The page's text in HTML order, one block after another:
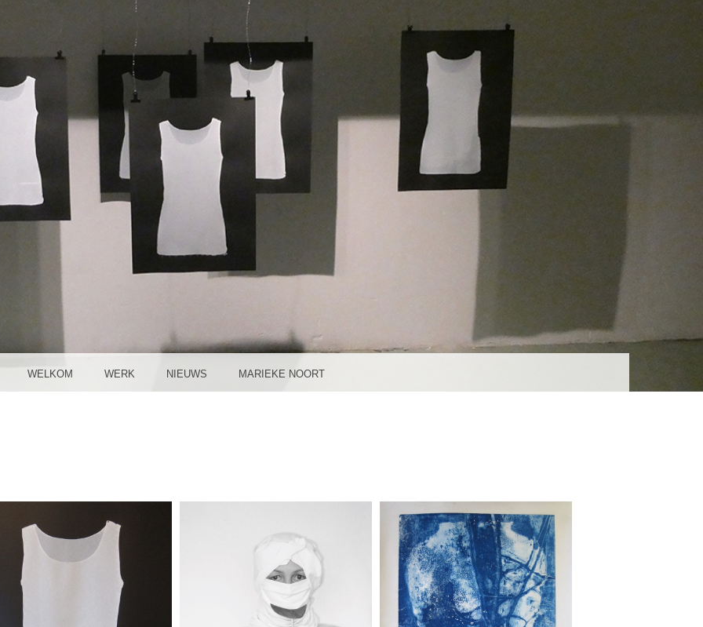
WELKOM WERK NIEUWS MARIEKE NOORT